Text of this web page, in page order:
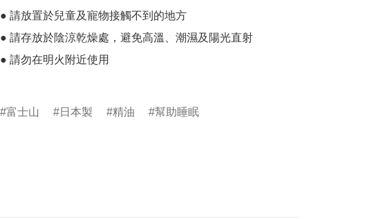
● 請放置於兒童及寵物接觸不到的地方
● 請存放於陰涼乾燥處，避免高溫、潮濕及陽光直射
● 請勿在明火附近使用
富士山 日本製 精油 幫助睡眠